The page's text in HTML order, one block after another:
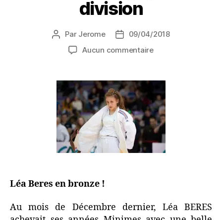
division
Par Jerome
09/04/2018
Aucun commentaire
Léa Beres en bronze !
Au mois de Décembre dernier, Léa BERES